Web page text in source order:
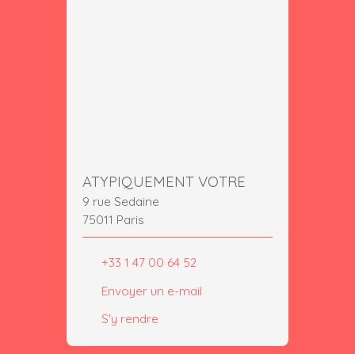
ATYPIQUEMENT VOTRE
9 rue Sedaine
75011 Paris
+33 1 47 00 64 52
Envoyer un e-mail
S'y rendre